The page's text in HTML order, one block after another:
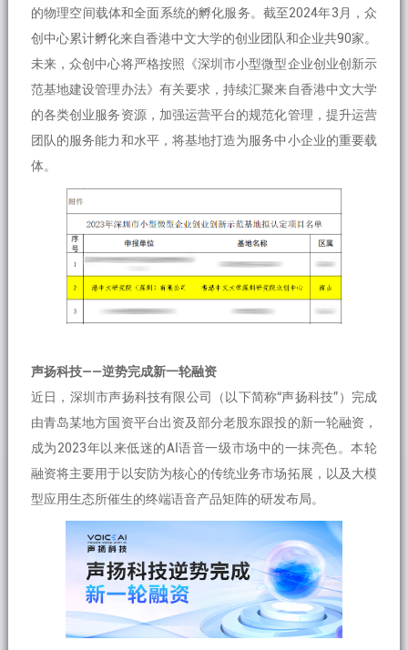
的物理空间载体和全面系统的孵化服务。截至2024年3月，众
创中心累计孵化来自香港中文大学的创业团队和企业共90家。
未来，众创中心将严格按照《深圳市小型微型企业创业创新示
范基地建设管理办法》有关要求，持续汇聚来自香港中文大学
的各类创业服务资源，加强运营平台的规范化管理，提升运营
团队的服务能力和水平，将基地打造为服务中小企业的重要载
体。
声扬科技——逆势完成新一轮融资
近日，深圳市声扬科技有限公司（以下简称“声扬科技”）完成
由青岛某地方国资平台出资及部分老股东跟投的新一轮融资，
成为2023年以来低迷的AI语音一级市场中的一抹亮色。本轮
融资将主要用于以安防为核心的传统业务市场拓展，以及大模
型应用生态所催生的终端语音产品矩阵的研发布局。